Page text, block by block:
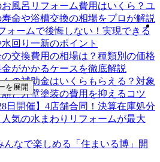
を展開
風呂リフォーム費用はいくら？ユ
命や浴槽交換の相場をプロが解説
ォームで後悔しない！実現できる
回り一新のポイント
交換費用の相場は？種類別の価格
がかかるケースを徹底解説
の補助金はいくらもらえる？対象
と外壁塗装の費用を抑えるコツ
日開催】4店舗合同！決算在庫処分
気の水まわりリフォームが最大
んなで楽しめる「住まいる博」開